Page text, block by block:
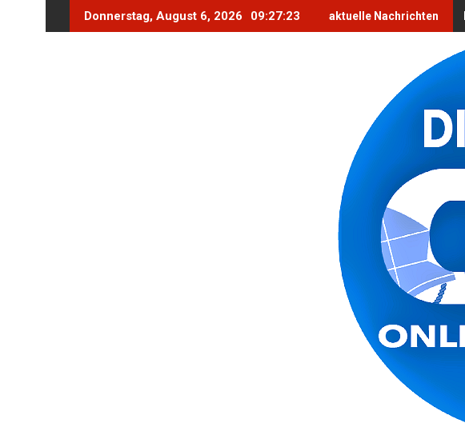
Donnerstag, August 6, 2026 09:27:25 aktuelle Nachrichten